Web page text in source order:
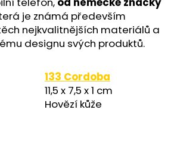
je známá především
nejkvalitnějších materiálů a
designu svých produktů.
133 Cordoba
11,5 x 7,5 x 1 cm
Hovězí kůže
HLEDAT